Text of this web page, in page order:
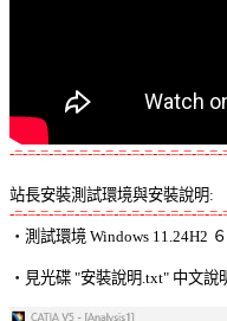
-=-=-=-=-=-=-=-=-=-=-=-=-=-=-=-
站長安裝測試環境與安裝說明:
-=-=-=-=-=-=-=-=-=-=-=-=-=-=-=-
‧測試環境 Windows 11.24H2
‧見光碟 "安裝說明.txt" 中文說